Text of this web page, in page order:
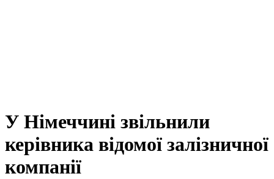
У Німеччині звільнили
керівника відомої залізничної
компанії